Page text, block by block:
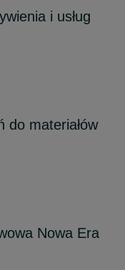
i usług
do materiałów
Nowa Era